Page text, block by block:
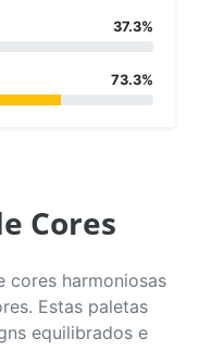
37.3%
73.3%
Cores
cores harmoniosas
Estas paletas
equilibrados e